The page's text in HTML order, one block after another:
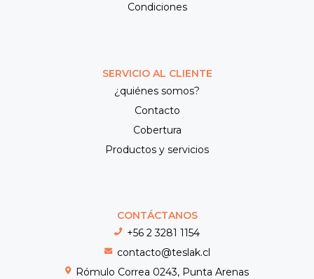
Condiciones
SERVICIO AL CLIENTE
¿quiénes somos?
Contacto
Cobertura
Productos y servicios
CONTÁCTANOS
+56 2 3281 1154
contacto@teslak.cl
Rómulo Correa 0243, Punta Arenas